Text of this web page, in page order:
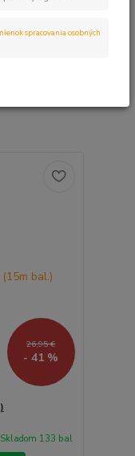
26,95 €
- 41 %
Skladom 133 bal
spracovania osobných